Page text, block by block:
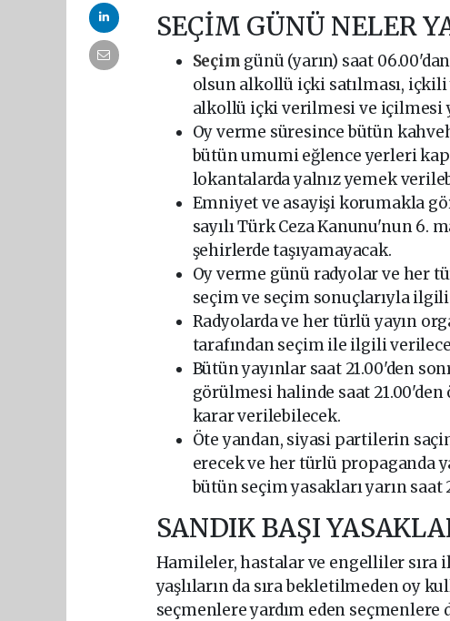
SEÇİM GÜNÜ NELER
Seçim günü (yarın) saat
olsun alkollü içki satılması,
alkollü içki verilmesi ve içilmesi
Oy verme süresince bütün
bütün umumi eğlence yerleri
lokantalarda yalnız yemek
Emniyet ve asayişi korumakla
sayılı Türk Ceza Kanunu'nun 6.
şehirlerde taşıyamayacak.
Oy verme günü radyolar ve her
seçim ve seçim sonuçlarıyla
Radyolarda ve her türlü yayın
tarafından seçim ile ilgili
Bütün yayınlar saat 21.00'den
görülmesi halinde saat 21.00'den
karar verilebilecek.
Öte yandan, siyasi partilerin
erecek ve her türlü propaganda
bütün seçim yasakları yarın saat
SANDIK BAŞI
Hamileler, hastalar ve engelliler sıra
yaşlıların da sıra bekletilmeden oy
seçmenlere yardım eden